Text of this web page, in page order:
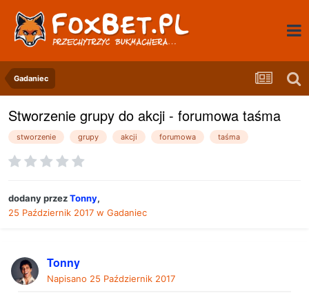
Gadaniec
Stworzenie grupy do akcji - forumowa taśma
stworzenie grupy akcji forumowa taśma
dodany przezTonny,
25 Październik 2017 w Gadaniec
Tonny
Napisano 25 Październik 2017